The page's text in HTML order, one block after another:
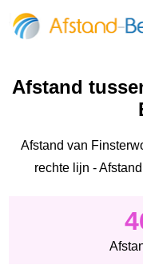
Afstand
Afstand van
rechte lijn -